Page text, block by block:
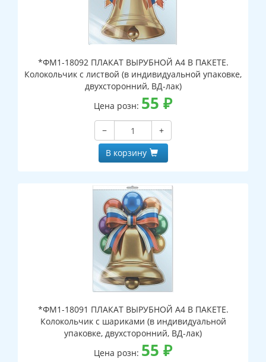
*ФМ1-18092 ПЛАКАТ ВЫРУБНОЙ А4 В ПАКЕТЕ.
Колокольчик с листвой (в индивидуальной упаковке,
двухсторонний, ВД-лак)
Цена розн: 55 ₽
−
+
В корзину
*ФМ1-18091 ПЛАКАТ ВЫРУБНОЙ А4 В ПАКЕТЕ.
Колокольчик с шариками (в индивидуальной
упаковке, двухсторонний, ВД-лак)
Цена розн: 55 ₽